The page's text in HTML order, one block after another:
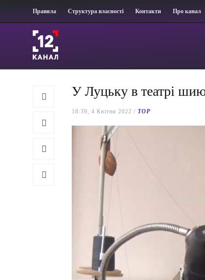
Правила Структура власності Контакти Про канал
У Луцьку в театрі
18:39, 4 Квітня 2022 / TOP